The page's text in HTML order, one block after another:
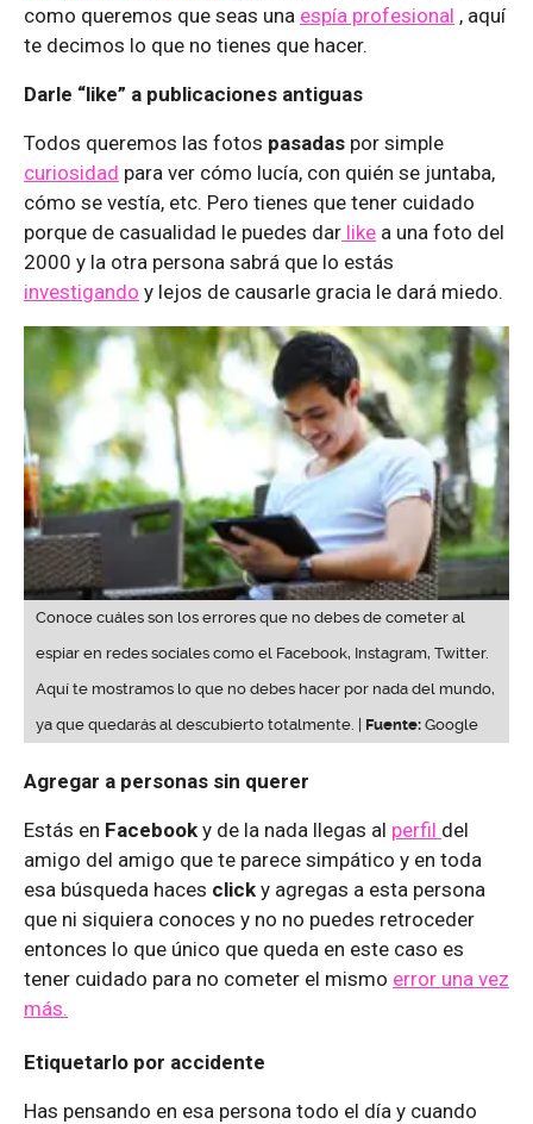
como queremos que seas una espía profesional , aquí
te decimos lo que no tienes que hacer.
Darle “like” a publicaciones antiguas
Todos queremos las fotos pasadas por simple
curiosidad para ver cómo lucía, con quién se juntaba,
cómo se vestía, etc. Pero tienes que tener cuidado
porque de casualidad le puedes dar like a una foto del
2000 y la otra persona sabrá que lo estás
investigando y lejos de causarle gracia le dará miedo.
Conoce cuáles son los errores que no debes de cometer al
espiar en redes sociales como el Facebook, Instagram, Twitter.
Aquí te mostramos lo que no debes hacer por nada del mundo,
ya que quedarás al descubierto totalmente. | Fuente: Google
Agregar a personas sin querer
Estás en Facebook y de la nada llegas al perfil del
amigo del amigo que te parece simpático y en toda
esa búsqueda haces click y agregas a esta persona
que ni siquiera conoces y no no puedes retroceder
entonces lo que único que queda en este caso es
tener cuidado para no cometer el mismo error una vez
más.
Etiquetarlo por accidente
Has pensando en esa persona todo el día y cuando